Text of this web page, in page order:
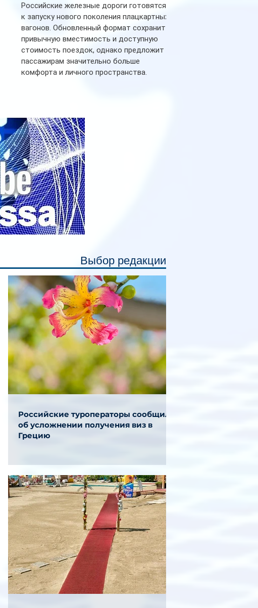
Российские железные дороги готовятся
к запуску нового поколения плацкартных
вагонов. Обновленный формат сохранит
привычную вместимость и доступную
стоимость поездок, однако предложит
пассажирам значительно больше
комфорта и личного пространства.
индивидуальные шторки у каждого
спального места. Они позволят
пассажирам закрыть свою полку во
время сна или отдыха, создав ощуще
Выбор редакции
Российские туроператоры сообщили
об усложнении получения виз в
Грецию